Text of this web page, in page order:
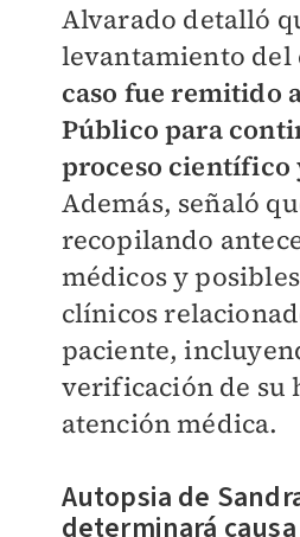
Alvarado detalló
levantamiento del
caso fue remitido
Público para
proceso científico
Además, señaló
recopilando
médicos y
clínicos
paciente,
verificación de su
atención médica.
Autopsia de
determinará